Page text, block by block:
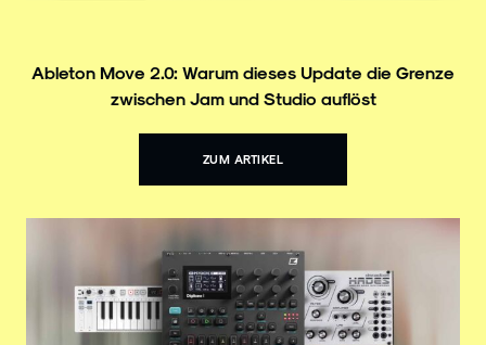
Ableton Move 2.0: Warum dieses Update die Grenze
zwischen Jam und Studio auflöst
ZUM ARTIKEL